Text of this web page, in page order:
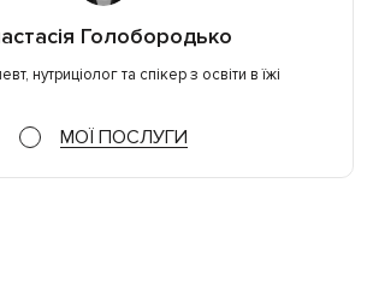
Голобородько
нутриціолог та спікер з освіти в їжі
МОЇ ПОСЛУГИ